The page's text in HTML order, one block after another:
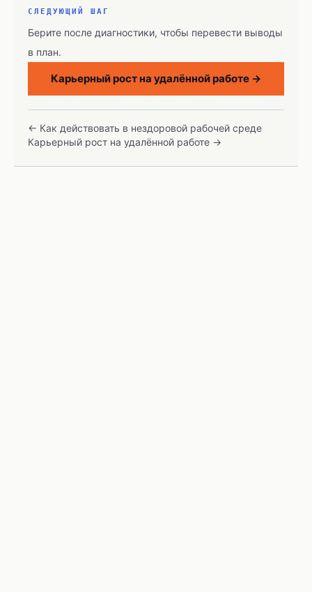
СЛЕДУЮЩИЙ ШАГ
Берите после диагностики, чтобы перевести выводы
в план.
Карьерный рост на удалённой работе →
← Как действовать в нездоровой рабочей среде
Карьерный рост на удалённой работе →